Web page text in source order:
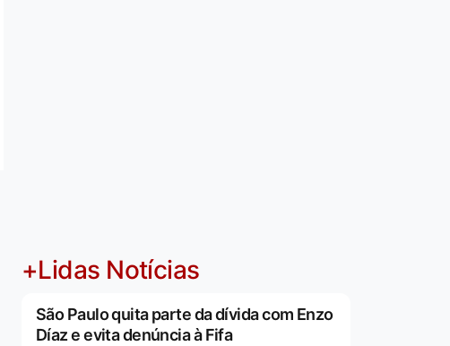
+Lidas Notícias
São Paulo quita parte da dívida com Enzo
Díaz e evita denúncia à Fifa